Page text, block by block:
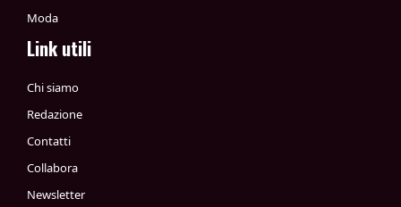
Moda
Link utili
Chi siamo
Redazione
Contatti
Collabora
Newsletter